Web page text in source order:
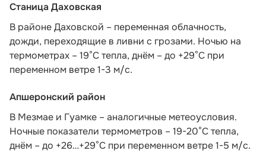
Станица Даховская
В районе Даховской – переменная облачность,
дожди, переходящие в ливни с грозами. Ночью на
термометрах – 19°C тепла, днём – до +29°C при
переменном ветре 1-3 м/с.
Апшеронский район
В Мезмае и Гуамке – аналогичные метеоусловия.
Ночные показатели термометров – 19-20°С тепла,
днём – до +26…+29°С при переменном ветре 1-5 м/с.